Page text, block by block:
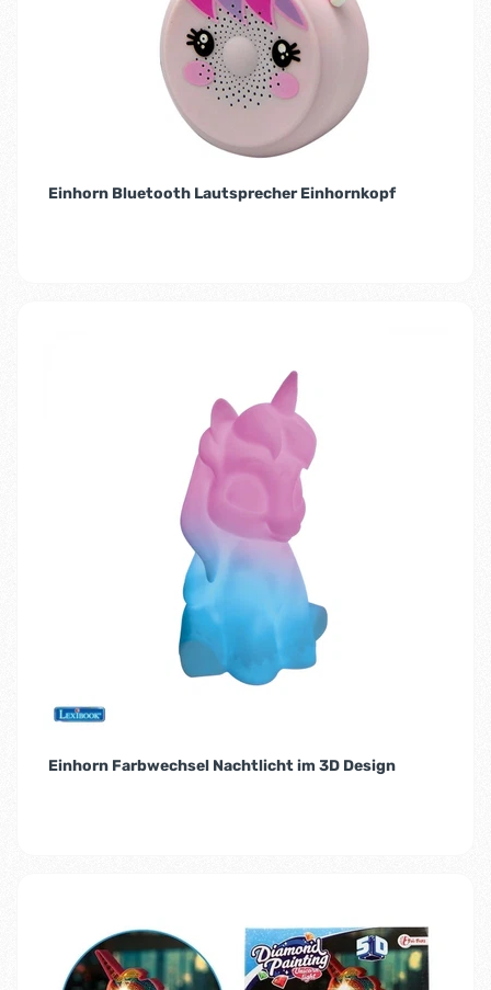
Einhorn Bluetooth Lautsprecher Einhornkopf
Einhorn Farbwechsel Nachtlicht im 3D Design